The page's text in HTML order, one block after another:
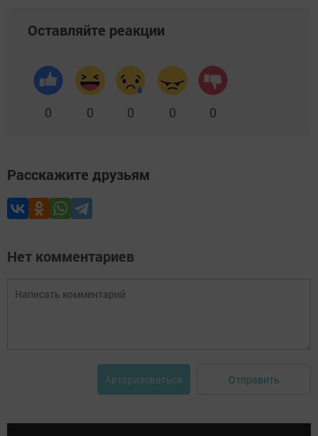
Оставляйте реакции
0 0 0 0 0
Расскажите друзьям
Нет комментариев
Авторизоваться Отправить